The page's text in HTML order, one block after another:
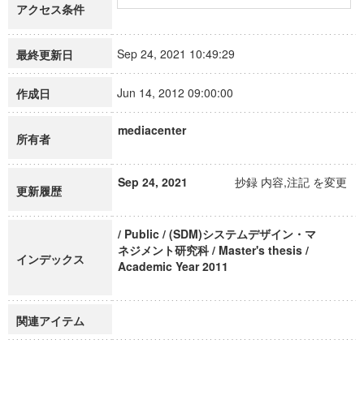
アクセス条件
最終更新日 Sep 24, 2021 10:49:29
作成日 Jun 14, 2012 09:00:00
所有者
mediacenter
更新履歴
Sep 24, 2021 抄録 内容,注記 を変更
インデックス
/ Public / (SDM)システムデザイン・マ
ネジメント研究科 / Master's thesis /
Academic Year 2011
関連アイテム